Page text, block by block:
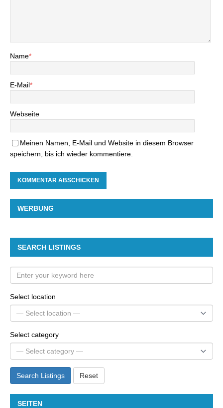
Name*
E-Mail*
Webseite
Meinen Namen, E-Mail und Website in diesem Browser
speichern, bis ich wieder kommentiere.
WERBUNG
SEARCH LISTINGS
Select location
Select category
Search Listings Reset
SEITEN